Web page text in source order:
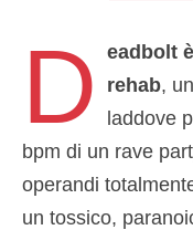
D
eadbolt
rehab,
laddove
bpm di un rave
operandi
un tossico,